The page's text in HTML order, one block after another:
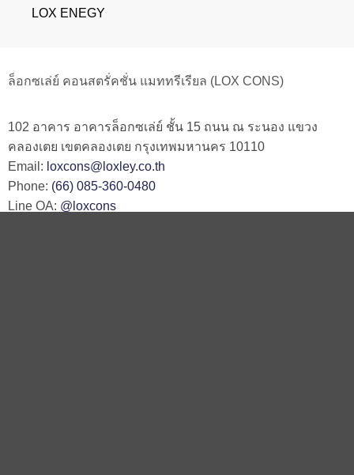
LOX ENEGY
ล็อกซเล่ย์ คอนสตรั่คชั่น แมททรีเรียล (LOX CONS)
102 อาคาร อาคารล็อกซเล่ย์ ชั้น 15 ถนน ณ ระนอง แขวง
คลองเตย เขตคลองเตย กรุงเทพมหานคร 10110
Email: loxcons@loxley.co.th
Phone: (66) 085-360-0480
Line OA: @loxcons